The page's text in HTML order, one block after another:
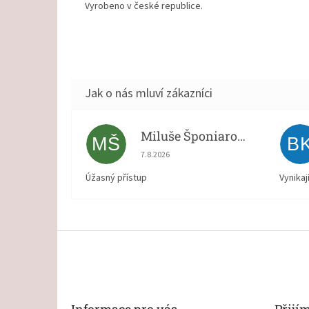
Vyrobeno v české republice.
MŠ Miluše Šponiarová
Hodnocení obchodu je 5 z 5 hvězdiček.
7.8.2026
Úžasný přístup